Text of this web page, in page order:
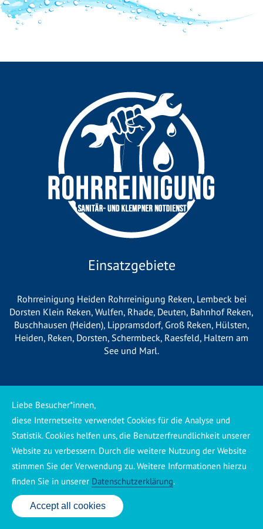
Einsatzgebiete
Rohrreinigung Heiden Rohrreinigung Reken, Lembeck bei
Dorsten Klein Reken, Wulfen, Rhade, Deuten, Bahnhof Reken,
Buschhausen (Heiden), Lippramsdorf, Groß Reken, Hülsten,
Heiden, Reken, Dorsten, Schermbeck, Raesfeld, Haltern am
See und Marl.
*Wichtige Information für unsere
Kunden*
Wir betreiben vor Ort keine eigene Niederlassung, sondern
arbeiten als mobiler Dienstleister. Unsere Einsätze werden
zentral koordiniert und durch eigene Mitarbeiter sowie
regionale Partnerbetriebe durchgeführt. Dadurch können wir
eine schnelle Verfügbarkeit und einen zuverlässigen 24/7-
Service sicherstellen. Sollte kein eigener Mitarbeiter
24 Std. Service: ✆ 0176 160 517 86
Accept all cookies
Liebe Besucher*innen,
diese Internetseite verwendet Cookies für die Analyse und
Statistik. Cookies helfen uns, die Benutzerfreundlichkeit unserer
Website zu verbessern. Durch die weitere Nutzung der Website
stimmen Sie der Verwendung zu. Weitere Informationen hierzu
finden Sie in unserer Datenschutzerklärung.